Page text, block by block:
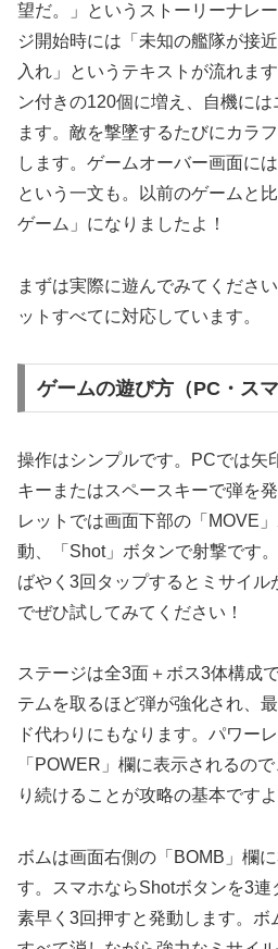
望だ。」というストーリーナレ
ジ開始時には「未知の艦隊が接
入れ」というテキストが流れま
ン付きの120個に増え、自機に
ます。敵を撃墜するたびにカラ
します。ゲームオーバー画面に
という一文も。以前のゲームと
ゲーム」になりましたよ！
まずは実際に遊んでみてくださ
ットすべてに対応しています。
ゲームの遊び方（PC・スマ
操作はシンプルです。PCでは矢
キーまたはスペースキーで弾を
レットでは画面下部の「MOVE
動、「Shot」ボタンで射撃です
ばやく3回タップするとミサイ
でぜひ試してみてください！
ステージは全3面＋ボス3体構成
テムを取るほど弾が強化され、
ド代わりにもなります。パワー
「POWER」欄に表示されるの
り続けることが攻略の基本ですよ
ボムは画面右側の「BOMB」欄
す。スマホならShotボタンを3
素早く3回押すと発動します。ボ